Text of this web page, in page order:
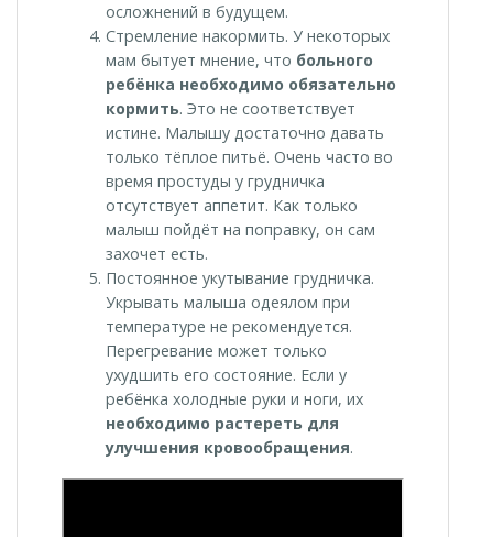
осложнений в будущем.
Стремление накормить. У некоторых
мам бытует мнение, что больного
ребёнка необходимо обязательно
кормить. Это не соответствует
истине. Малышу достаточно давать
только тёплое питьё. Очень часто во
время простуды у грудничка
отсутствует аппетит. Как только
малыш пойдёт на поправку, он сам
захочет есть.
Постоянное укутывание грудничка.
Укрывать малыша одеялом при
температуре не рекомендуется.
Перегревание может только
ухудшить его состояние. Если у
ребёнка холодные руки и ноги, их
необходимо растереть для
улучшения кровообращения.